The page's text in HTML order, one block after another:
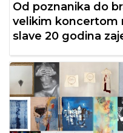
Od poznanika do
velikim koncertom
slave 20 godina